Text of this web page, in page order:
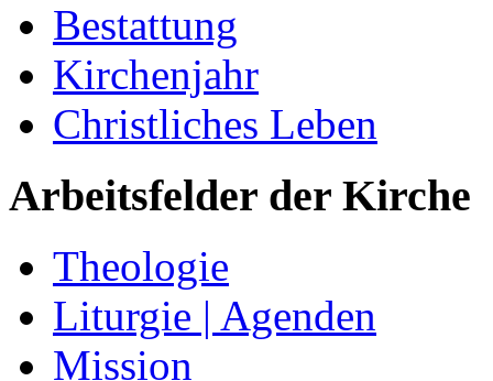
Bestattung
Kirchenjahr
Christliches Leben
Arbeitsfelder der Kirche
Theologie
Liturgie | Agenden
Mission